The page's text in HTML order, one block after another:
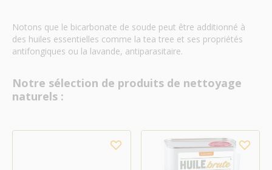
Notons que le bicarbonate de soude peut être additionné à
des huiles essentielles comme la tea tree et ses propriétés
antifongiques ou la lavande, antiparasitaire.
Notre sélection de produits de nettoyage
naturels :